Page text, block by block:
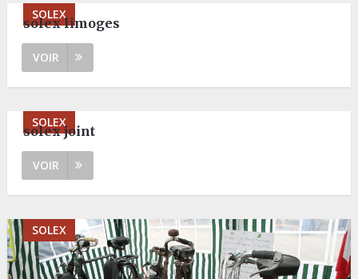
SOLEX
solex limoges
VOIR
SOLEX
solex joint
VOIR
SOLEX